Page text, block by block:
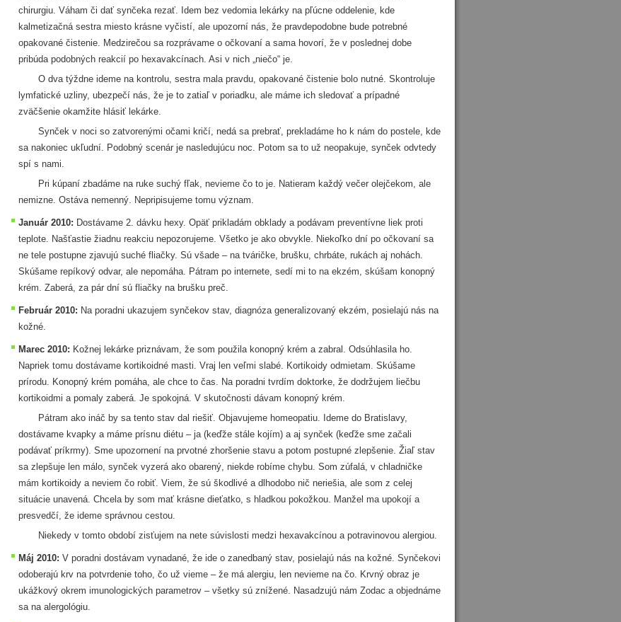
chirurgiu. Váham či dať synčeka rezať. Idem bez vedomia lekárky na pľúcne oddelenie, kde
kalmetizačná sestra miesto krásne vyčistí, ale upozorní nás, že pravdepodobne bude potrebné
opakované čistenie. Medzirečou sa rozprávame o očkovaní a sama hovorí, že v poslednej dobe
pribúda podobných reakcií po hexavakcínach. Asi v nich „niečo“ je.
O dva týždne ideme na kontrolu, sestra mala pravdu, opakované čistenie bolo nutné. Skontroluje
lymfatické uzliny, ubezpečí nás, že je to zatiaľ v poriadku, ale máme ich sledovať a prípadné
zväčšenie okamžite hlásiť lekárke.
Synček v noci so zatvorenými očami kričí, nedá sa prebrať, prekladáme ho k nám do postele, kde
sa nakoniec ukľudní. Podobný scenár je nasledujúcu noc. Potom sa to už neopakuje, synček odvtedy
spí s nami.
Pri kúpaní zbadáme na ruke suchý fľak, nevieme čo to je. Natieram každý večer olejčekom, ale
nemizne. Ostáva nemenný. Nepripisujeme tomu význam.
Január 2010: Dostávame 2. dávku hexy. Opäť prikladám obklady a podávam preventívne liek proti
teplote. Našťastie žiadnu reakciu nepozorujeme. Všetko je ako obvykle. Niekoľko dní po očkovaní sa
ne tele postupne zjavujú suché fliačky. Sú všade – na tváričke, brušku, chrbáte, rukách aj nohách.
Skúšame repíkový odvar, ale nepomáha. Pátram po internete, sedí mi to na ekzém, skúšam konopný
krém. Zaberá, za pár dní sú fliačky na brušku preč.
Február 2010: Na poradni ukazujem synčekov stav, diagnóza generalizovaný ekzém, posielajú nás na
kožné.
Marec 2010: Kožnej lekárke priznávam, že som použila konopný krém a zabral. Odsúhlasila ho.
Napriek tomu dostávame kortikoidné masti. Vraj len veľmi slabé. Kortikoidy odmietam. Skúšame
prírodu. Konopný krém pomáha, ale chce to čas. Na poradni tvrdím doktorke, že dodržujem liečbu
kortikoidmi a pomaly zaberá. Je spokojná. V skutočnosti dávam konopný krém.
Pátram ako ináč by sa tento stav dal riešiť. Objavujeme homeopatiu. Ideme do Bratislavy,
dostávame kvapky a máme prísnu diétu – ja (keďže stále kojím) a aj synček (keďže sme začali
podávať príkrmy). Sme upozornení na prvotné zhoršenie stavu a potom postupné zlepšenie. Žiaľ stav
sa zlepšuje len málo, synček vyzerá ako obarený, niekde robíme chybu. Som zúfalá, v chladničke
mám kortikoidy a neviem čo robiť. Viem, že sú škodlivé a dlhodobo nič neriešia, ale som z celej
situácie unavená. Chcela by som mať krásne dieťatko, s hladkou pokožkou. Manžel ma upokojí a
presvedčí, že ideme správnou cestou.
Niekedy v tomto období zisťujem na nete súvislosti medzi hexavakcínou a potravinovou alergiou.
Máj 2010: V poradni dostávam vynadané, že ide o zanedbaný stav, posielajú nás na kožné. Synčekovi
odoberajú krv na potvrdenie toho, čo už vieme – že má alergiu, len nevieme na čo. Krvný obraz je
ukážkový okrem imunologických parametrov – všetky sú znížené. Nasadzujú nám Zodac a objednáme
sa na alergológiu.